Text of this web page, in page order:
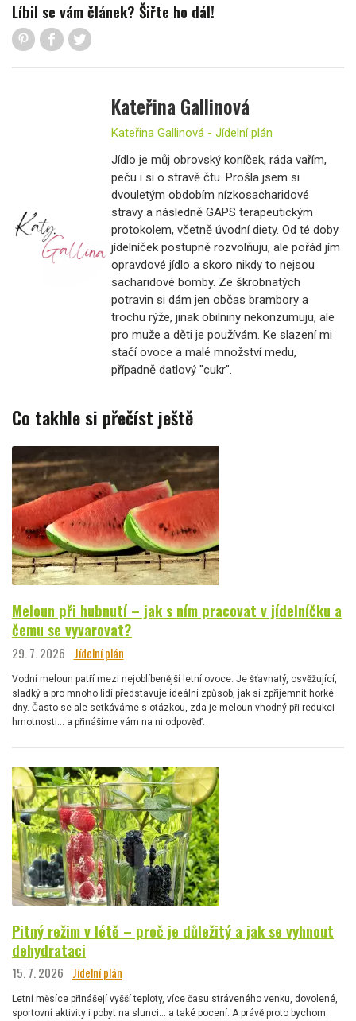
Líbil se vám článek? Šiřte ho dál!
Kateřina Gallinová
Kateřina Gallinová - Jídelní plán
Jídlo je můj obrovský koníček, ráda vařím,
peču i si o stravě čtu. Prošla jsem si
dvouletým obdobím nízkosacharidové
stravy a následně GAPS terapeutickým
protokolem, včetně úvodní diety. Od té doby
jídelníček postupně rozvolňuju, ale pořád jím
opravdové jídlo a skoro nikdy to nejsou
sacharidové bomby. Ze škrobnatých
potravin si dám jen občas brambory a
trochu rýže, jinak obilniny nekonzumuju, ale
pro muže a děti je používám. Ke slazení mi
stačí ovoce a malé množství medu,
případně datlový "cukr".
Co takhle si přečíst ještě
Meloun při hubnutí – jak s ním pracovat v jídelníčku a
čemu se vyvarovat?
29. 7. 2026 Jídelní plán
Vodní meloun patří mezi nejoblíbenější letní ovoce. Je šťavnatý, osvěžující,
sladký a pro mnoho lidí představuje ideální způsob, jak si zpříjemnit horké
dny. Často se ale setkáváme s otázkou, zda je meloun vhodný při redukci
hmotnosti… a přinášíme vám na ni odpověď.
Pitný režim v létě – proč je důležitý a jak se vyhnout
dehydrataci
15. 7. 2026 Jídelní plán
Letní měsíce přinášejí vyšší teploty, více času stráveného venku, dovolené,
sportovní aktivity i pobyt na slunci… a také pocení. A právě proto bychom